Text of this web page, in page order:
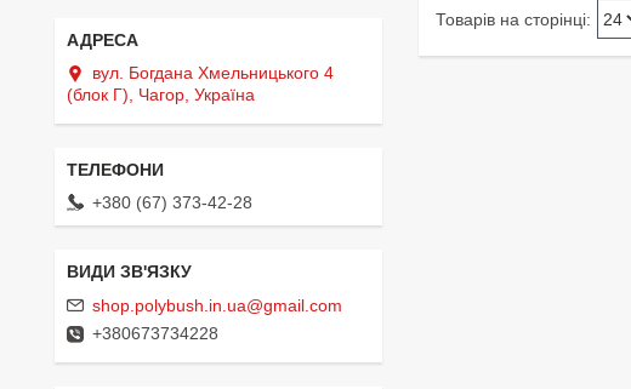
вул. Богдана Хмельницького 4
(блок Г), Чагор, Україна
+380 (67) 373-42-28
shop.polybush.in.ua@gmail.com
+380673734228